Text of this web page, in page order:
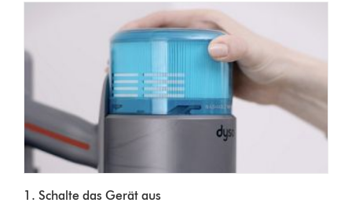
1. Schalte das Gerät aus